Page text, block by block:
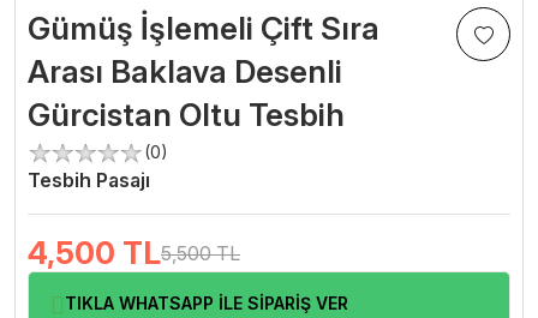
Gümüş İşlemeli Çift Sıra
Arası Baklava Desenli
Gürcistan Oltu Tesbih
(0)
Tesbih Pasajı
4,500 TL5,500 TL
TIKLA WHATSAPP İLE SİPARİŞ VER